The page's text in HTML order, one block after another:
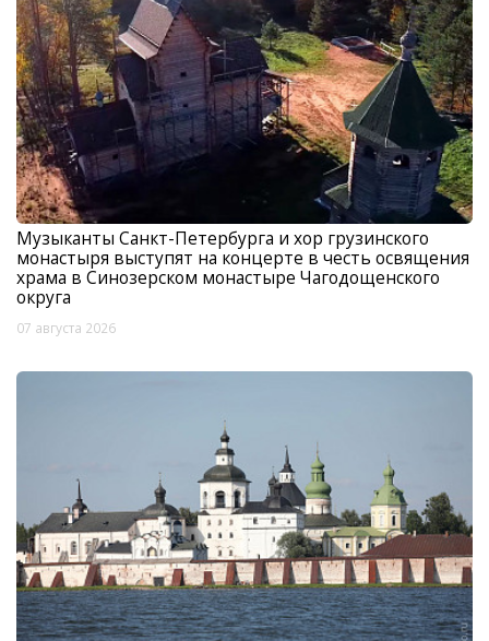
Музыканты Санкт-Петербурга и хор грузинского
монастыря выступят на концерте в честь освящения
храма в Синозерском монастыре Чагодощенского
округа
07 августа 2026